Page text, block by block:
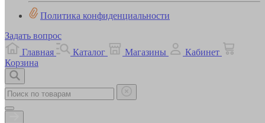
Политика конфиденциальности
Задать вопрос
Главная
Каталог Магазины
Кабинет
Корзина